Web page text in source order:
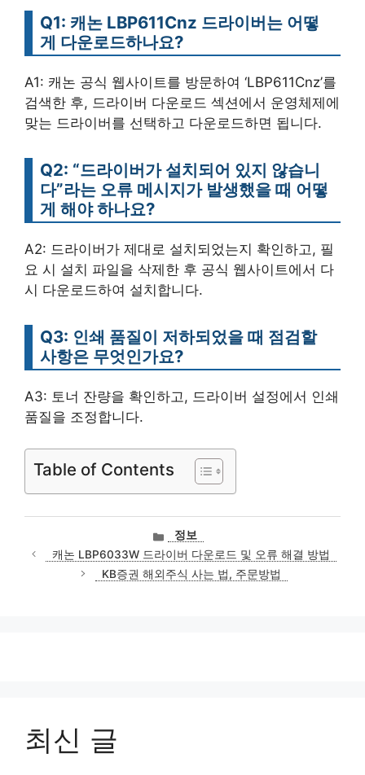
Q1: 캐논 LBP611Cnz 드라이버는 어떻
게 다운로드하나요?
A1: 캐논 공식 웹사이트를 방문하여 ‘LBP611Cnz’를
검색한 후, 드라이버 다운로드 섹션에서 운영체제에
맞는 드라이버를 선택하고 다운로드하면 됩니다.
Q2: “드라이버가 설치되어 있지 않습니
다”라는 오류 메시지가 발생했을 때 어떻
게 해야 하나요?
A2: 드라이버가 제대로 설치되었는지 확인하고, 필
요 시 설치 파일을 삭제한 후 공식 웹사이트에서 다
시 다운로드하여 설치합니다.
Q3: 인쇄 품질이 저하되었을 때 점검할
사항은 무엇인가요?
A3: 토너 잔량을 확인하고, 드라이버 설정에서 인쇄
품질을 조정합니다.
Table of Contents
카
테
고
리
정보
캐논 LBP6033W 드라이버 다운로드 및 오류 해결 방법
KB증권 해외주식 사는 법, 주문방법
최신 글